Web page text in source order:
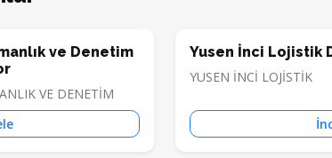
ve Denetim
VE DENETİM
Yusen İnci Lojistik
YUSEN İNCİ LOJİSTİK